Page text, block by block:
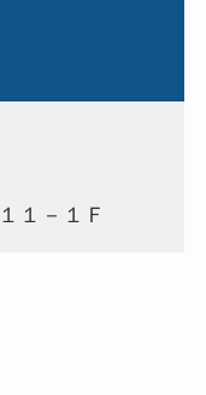
１－１Ｆ